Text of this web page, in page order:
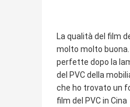
La qualità del film
molto molto
perfette dopo la
del PVC della
che ho trovato un
film del PVC in Cina